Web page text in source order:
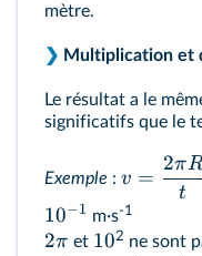
mètre.
❯ Multiplication et
Le résultat a le
significatifs que le
Exemple : v =
t
2πR
10−1 m·s‑1
2π et 102 ne sont